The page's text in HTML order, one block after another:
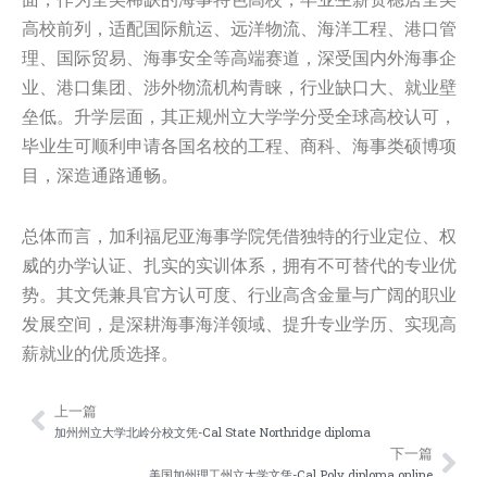
高校前列，适配国际航运、远洋物流、海洋工程、港口管
理、国际贸易、海事安全等高端赛道，深受国内外海事企
业、港口集团、涉外物流机构青睐，行业缺口大、就业壁
垒低。升学层面，其正规州立大学学分受全球高校认可，
毕业生可顺利申请各国名校的工程、商科、海事类硕博项
目，深造通路通畅。
总体而言，加利福尼亚海事学院凭借独特的行业定位、权
威的办学认证、扎实的实训体系，拥有不可替代的专业优
势。其文凭兼具官方认可度、行业高含金量与广阔的职业
发展空间，是深耕海事海洋领域、提升专业学历、实现高
薪就业的优质选择。
Prev
上一篇
加州州立大学北岭分校文凭-Cal State Northridge diploma
下一篇